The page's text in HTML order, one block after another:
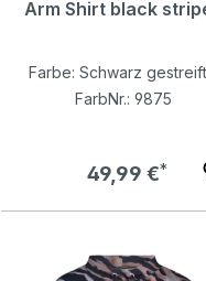
Arm Shirt black
Farbe: Schwarz
FarbNr.: 9875
Regulärer
49,99 €